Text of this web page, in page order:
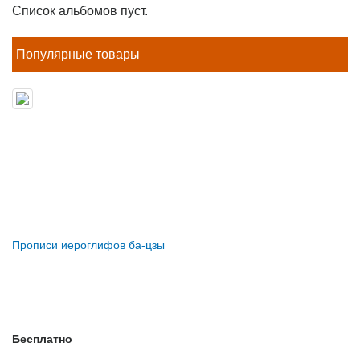
Список альбомов пуст.
Популярные товары
Прописи иероглифов ба-цзы
Бесплатно